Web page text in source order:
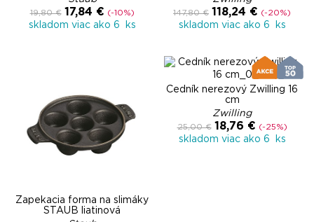
19,80 € 17,84 € (-10%)
skladom viac ako 6 ks
147,80 € 118,24 € (-20%)
skladom viac ako 6 ks
Zapekacia forma na slimáky
STAUB liatinová
Cedník nerezový Zwilling 16
cm
Zwilling
25,00 € 18,76 € (-25%)
skladom viac ako 6 ks